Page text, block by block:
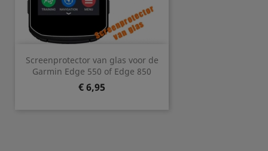
Screenprotector van glas voor de
Garmin Edge 550 of Edge 850
Prijs
€ 6,95